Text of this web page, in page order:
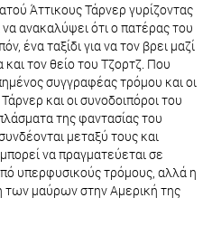
Άττικους Τάρνερ γυρίζοντας
ανακαλύψει ότι ο πατέρας του
ένα ταξίδι για να τον βρει μαζί
και τον θείο του Τζορτζ. Που
συγγραφέας τρόμου και οι
και οι συνοδοιπόροι του
της φαντασίας του
μεταξύ τους και
να πραγματεύεται σε
υπερφυσικούς τρόμους, αλλά η
των μαύρων στην Αμερική της